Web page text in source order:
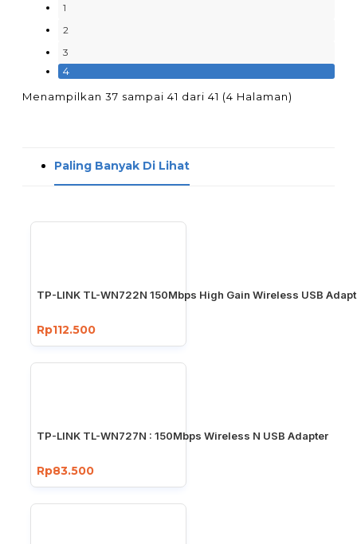
1
2
3
4
Menampilkan 37 sampai 41 dari 41 (4 Halaman)
Paling Banyak Di Lihat
TP-LINK TL-WN722N 150Mbps High Gain Wireless USB
Rp112.500
TP-LINK TL-WN727N : 150Mbps Wireless N USB Adapter
Rp83.500